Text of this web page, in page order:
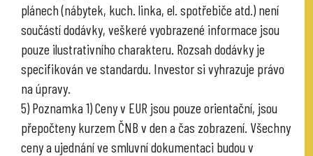
plánech (nábytek, kuch. linka, el. spotřebiče atd.) není
součástí dodávky, veškeré vyobrazené informace jsou
pouze ilustrativního charakteru. Rozsah dodávky je
specifikován ve standardu. Investor si vyhrazuje právo
na úpravy.
5) Poznamka 1) Ceny v EUR jsou pouze orientační, jsou
přepočteny kurzem ČNB v den a čas zobrazení. Všechny
ceny a ujednání ve smluvní dokumentaci budou v